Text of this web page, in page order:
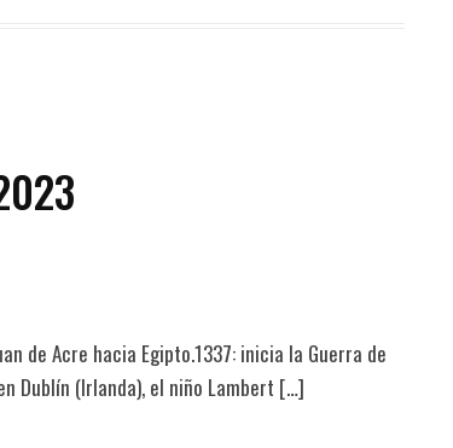
de Acre hacia Egipto.1337: inicia la Guerra de
Dublín (Irlanda), el niño Lambert […]